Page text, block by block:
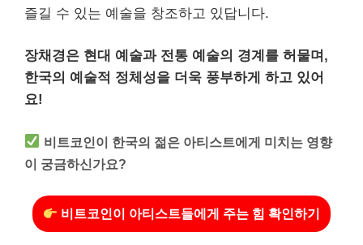
즐길 수 있는 예술을 창조하고 있답니다.
장채경은 현대 예술과 전통 예술의 경계를 허물며,
한국의 예술적 정체성을 더욱 풍부하게 하고 있어
요!
비트코인이 한국의 젊은 아티스트에게 미치는 영향
이 궁금하신가요?
비트코인이 아티스트들에게 주는 힘 확인하기